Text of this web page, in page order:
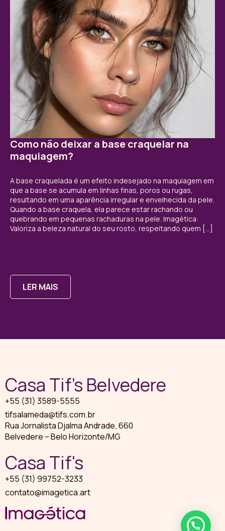
Como não deixar a base craquelar na
maquiagem?
A base craquelada é um efeito indesejado na maquiagem em
que a base se acumula em linhas finas, poros ou rugas,
resultando em uma aparência irregular e envelhecida da pele.
Quando a base craquela, ela parece estar rachando ou
quebrando em pequenas rachaduras na pele. Imagética:
Valoriza a beleza natural do seu rosto, respeitando quem […]
LER MAIS
Casa Tif's
+55 (31) 99752-3233
contato@imagetica.art
Casa Tif’s Belvedere
+55 (31) 3589-5555
tifsalameda@tifs.com.br
Rua Jornalista Djalma Andrade, 660
Belvedere – Belo Horizonte/MG